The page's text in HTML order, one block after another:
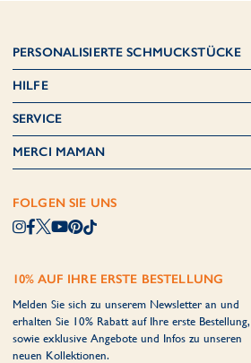
PERSONALISIERTE SCHMUCKSTÜCKE
HILFE
SERVICE
MERCI MAMAN
FOLGEN SIE UNS
10% AUF IHRE ERSTE BESTELLUNG
Melden Sie sich zu unserem Newsletter an und
erhalten Sie 10% Rabatt auf Ihre erste Bestellung,
sowie exklusive Angebote und Infos zu unseren
neuen Kollektionen.